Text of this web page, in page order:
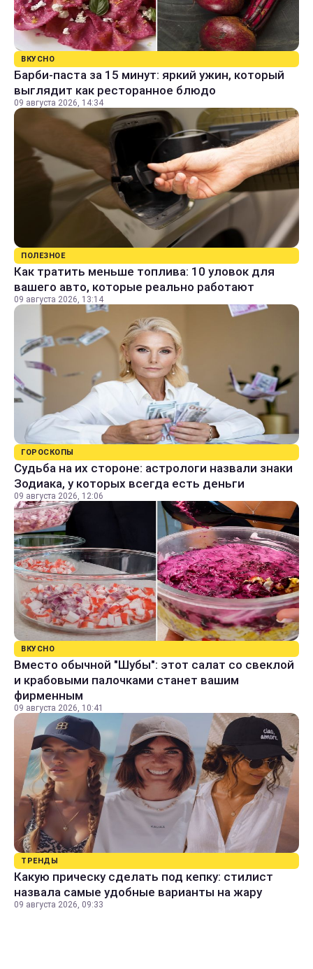
ВКУСНО
Барби-паста за 15 минут: яркий ужин, который
выглядит как ресторанное блюдо
09 августа 2026, 14:34
ПОЛЕЗНОЕ
Как тратить меньше топлива: 10 уловок для
вашего авто, которые реально работают
09 августа 2026, 13:14
ГОРОСКОПЫ
Судьба на их стороне: астрологи назвали знаки
Зодиака, у которых всегда есть деньги
09 августа 2026, 12:06
ВКУСНО
Вместо обычной "Шубы": этот салат со свеклой
и крабовыми палочками станет вашим
фирменным
09 августа 2026, 10:41
ТРЕНДЫ
Какую прическу сделать под кепку: стилист
назвала самые удобные варианты на жару
09 августа 2026, 09:33